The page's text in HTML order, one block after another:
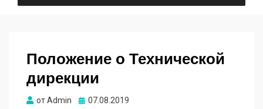
Положение о Технической
дирекции
отAdmin Опубликовано
07.08.2019